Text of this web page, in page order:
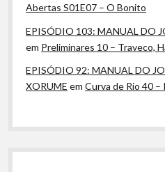
Abertas S01E07 – O Bonito
EPISÓDIO 103: MANUAL DO
em Preliminares 10 – Traveco,
EPISÓDIO 92: MANUAL DO
XORUME emCurva de Rio 40